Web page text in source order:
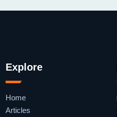
Explore
Home
Articles